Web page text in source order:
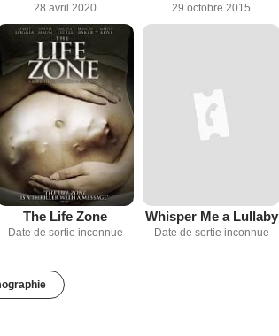
28 avril 2020 29 octobre 2015
The Life Zone
Date de sortie inconnue
Whisper Me a Lullaby
Date de sortie inconnue